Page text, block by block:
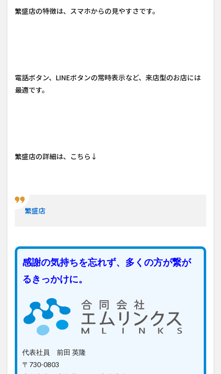
繁盛店の特徴は、スマホからの見やすさです。
電話ボタン、LINEボタンの常時表示など、来店型のお店には
最適です。
繁盛店の詳細は、こちら↓
繁盛店
感謝の気持ちを忘れず、多くの方が繋が
るきっかけに。
代表社員 前田 英隆
〒730-0803